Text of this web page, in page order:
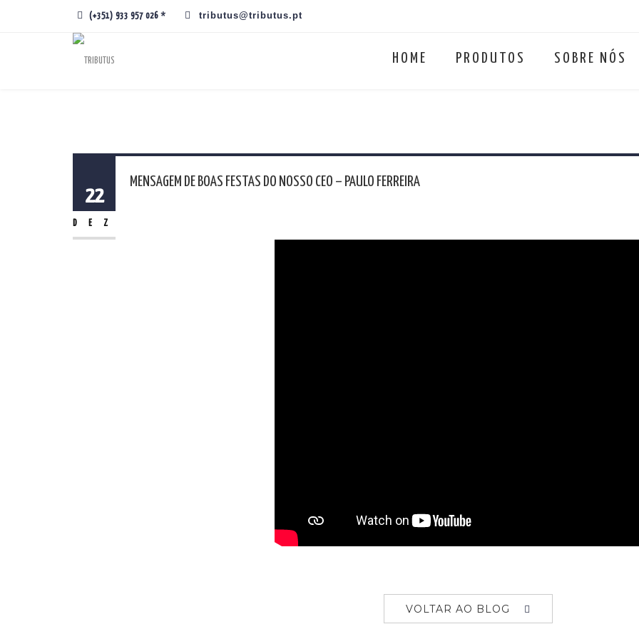
(+351) 933 957 026 * tributus@tributus.pt
HOME PRODUTOS SOBRE NÓS
22
DEZ
MENSAGEM DE BOAS FESTAS DO NOSSO CEO – PAULO FERREIRA
VOLTAR AO BLOG